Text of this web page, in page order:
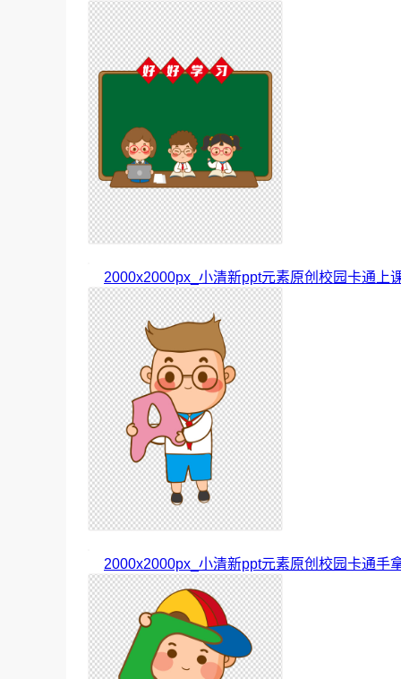
2000x2000px_小清新ppt元素原创校园卡通上
2000x2000px_小清新ppt元素原创校园卡通手